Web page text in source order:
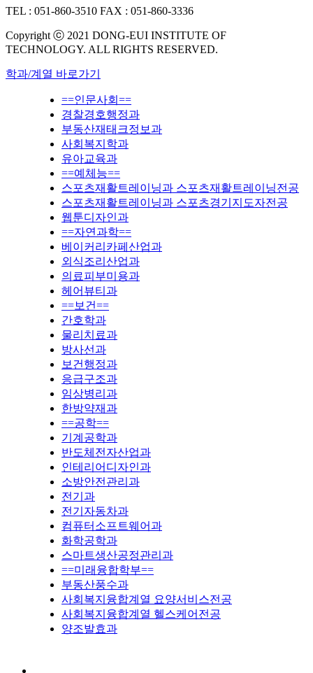
TEL : 051-860-3510 FAX : 051-860-3336
Copyright ⓒ 2021 DONG-EUI INSTITUTE OF
TECHNOLOGY. ALL RIGHTS RESERVED.
학과/계열 바로가기
==인문사회==
경찰경호행정과
부동산재태크정보과
사회복지학과
유아교육과
==예체능==
스포츠재활트레이닝과 스포츠재활트레이닝전공
스포츠재활트레이닝과 스포츠경기지도자전공
웹툰디자인과
==자연과학==
베이커리카페산업과
외식조리산업과
의료피부미용과
헤어뷰티과
==보건==
간호학과
물리치료과
방사선과
보건행정과
응급구조과
임상병리과
한방약재과
==공학==
기계공학과
반도체전자산업과
인테리어디자인과
소방안전관리과
전기과
전기자동차과
컴퓨터소프트웨어과
화학공학과
스마트생산공정관리과
==미래융합학부==
부동산풍수과
사회복지융합계열 요양서비스전공
사회복지융합계열 헬스케어전공
양조발효과